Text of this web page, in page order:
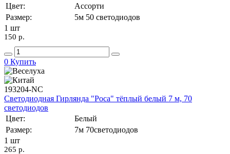
Цвет:
Ассорти
Размер:
5м 50 светодиодов
1 шт
150 p.
0 Купить
193204-NC
Светодиодная Гирлянда "Роса" тёплый белый 7 м, 70
светодиодов
Цвет:
Белый
Размер:
7м 70светодиодов
1 шт
265 p.